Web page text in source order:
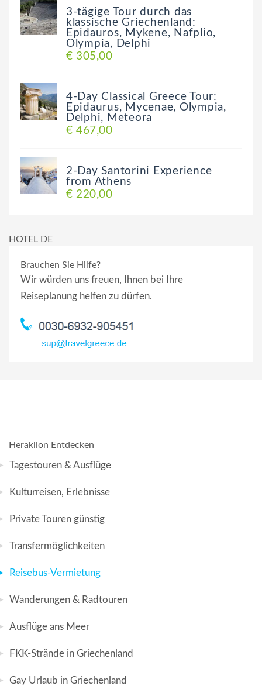
3-tägige Tour durch das
klassische Griechenland:
Epidauros, Mykene, Nafplio,
Olympia, Delphi
€ 305,00
4-Day Classical Greece Tour:
Epidaurus, Mycenae, Olympia,
Delphi, Meteora
€ 467,00
2-Day Santorini Experience
from Athens
€ 220,00
HOTEL DE
Brauchen Sie Hilfe?
Wir würden uns freuen, Ihnen bei Ihre
Reiseplanung helfen zu dürfen.
Heraklion Entdecken
Tagestouren & Ausflüge
Kulturreisen, Erlebnisse
Private Touren günstig
Transfermöglichkeiten
Reisebus-Vermietung
Wanderungen & Radtouren
Ausflüge ans Meer
FKK-Strände in Griechenland
Gay Urlaub in Griechenland